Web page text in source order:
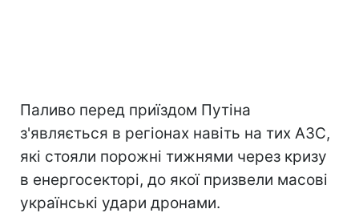
Паливо перед приїздом Путіна
з'являється в регіонах навіть на тих АЗС,
які стояли порожні тижнями через кризу
в енергосекторі, до якої призвели масові
українські удари дронами.